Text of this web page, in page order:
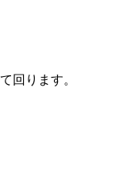
回ります。